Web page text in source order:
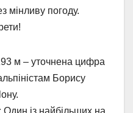
мінливу погоду.
м – уточнена цифра
Борису
Один із найбільших на